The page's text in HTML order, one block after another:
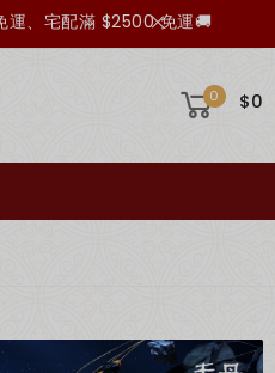
運、宅配滿 $2500 免運🚚
0 $0
menu